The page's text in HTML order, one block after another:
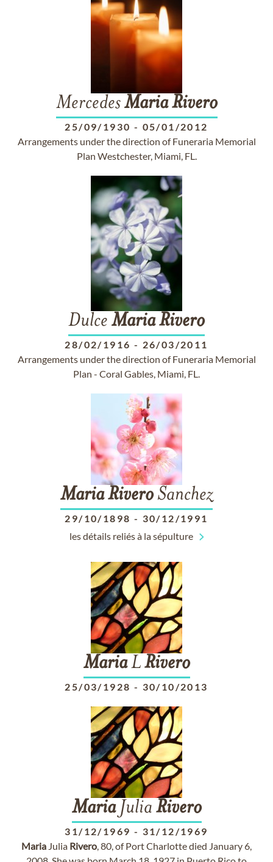
MercedesMaria Rivero
25/09/1930 - 05/01/2012
Arrangements under the direction of Funeraria Memorial
Plan Westchester, Miami, FL.
Dulce MariaRivero
28/02/1916 - 26/03/2011
Arrangements under the direction of Funeraria Memorial
Plan - Coral Gables, Miami, FL.
MariaRiveroSanchez
29/10/1898 - 30/12/1991
les détails reliés à la sépulture
MariaLRivero
25/03/1928 - 30/10/2013
MariaJulia Rivero
31/12/1969 - 31/12/1969
Maria Julia Rivero, 80, of Port Charlotte died January 6,